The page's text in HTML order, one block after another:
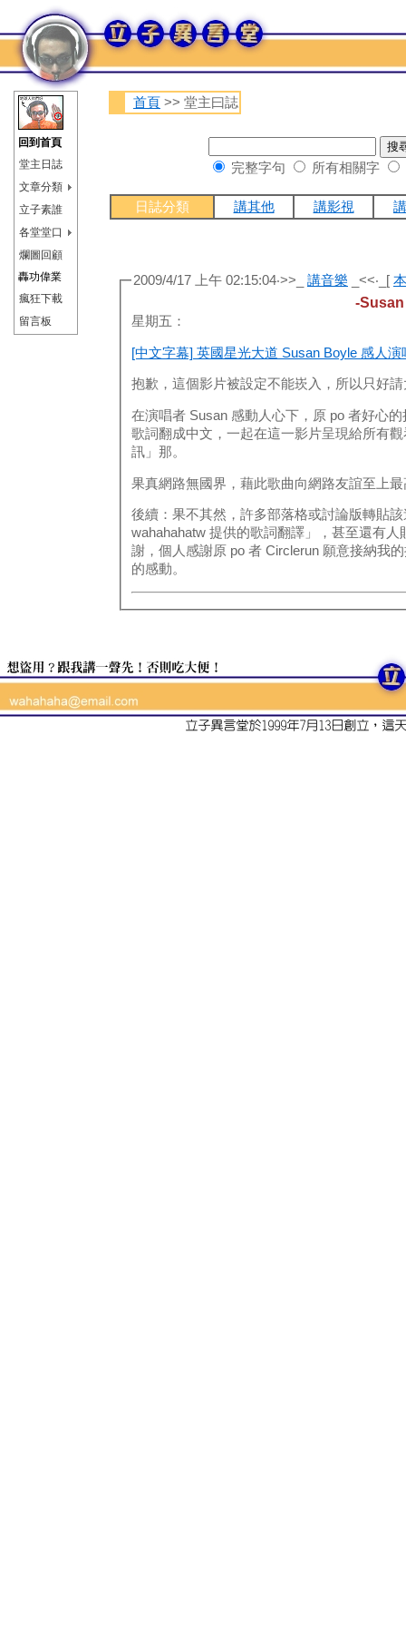
回到首頁
堂主日誌
文章分類
立子素誰
各堂堂口
爛圖回顧
轟功偉業
瘋狂下載
留言板
首頁 >> 堂主曰誌
完整字句 所有相關字
日誌分類 講其他 講影視
2009/4/17 上午 02:15:04‧>>_ 講音樂 _<<‧_[
-
星期五：
[中文字幕] 英國星光大道 Susan Boyle 感人
抱歉，這個影片被設定不能崁入，所以只好
在演唱者 Susan 感動人心下，原 po 者好心
歌詞翻成中文，一起在這一影片呈現給所有
訊」那。
果真網路無國界，藉此歌曲向網路友誼至上
後續：果不其然，許多部落格或討論版轉貼
wahahahatw 提供的歌詞翻譯」，甚至還有
謝，個人感謝原 po 者 Circlerun 願意接納我
的感動。